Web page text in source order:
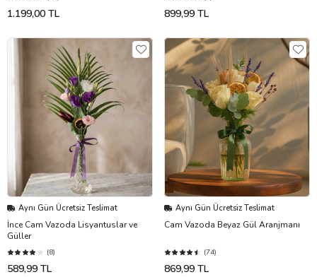
1.199,00 TL 899,99 TL
Aynı Gün Ücretsiz Teslimat
İnce Cam Vazoda Lisyantuslar ve
Güller
(8)
589,99 TL
Aynı Gün Ücretsiz Teslimat
Cam Vazoda Beyaz Gül Aranjmanı
(74)
869,99 TL